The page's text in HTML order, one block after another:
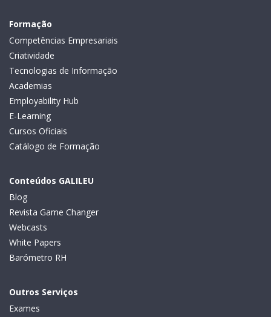
Formação
Competências Empresariais
Criatividade
Tecnologias de Informação
Academias
Employability Hub
E-Learning
Cursos Oficiais
Catálogo de Formação
Conteúdos GALILEU
Blog
Revista Game Changer
Webcasts
White Papers
Barómetro RH
Outros Serviços
Exames